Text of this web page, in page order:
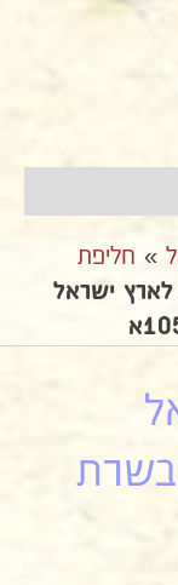
» חליפת
לארץ ישראל